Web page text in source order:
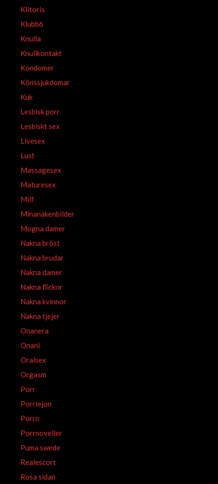
Klitoris
Klubb6
Knulla
Knullkontakt
Kondomer
Könssjukdomar
Kuk
Lesbisk porr
Lesbiskt sex
Livesex
Lust
Massagesex
Maturesex
Milf
Minanakenbilder
Mogna damer
Nakna bröst
Nakna brudar
Nakna damer
Nakna flickor
Nakna kvinnor
Nakna tjejer
Onanera
Onani
Oralsex
Orgasm
Porr
Porrlejon
Porrn
Porrnoveller
Puma swede
Realescort
Rosa sidan